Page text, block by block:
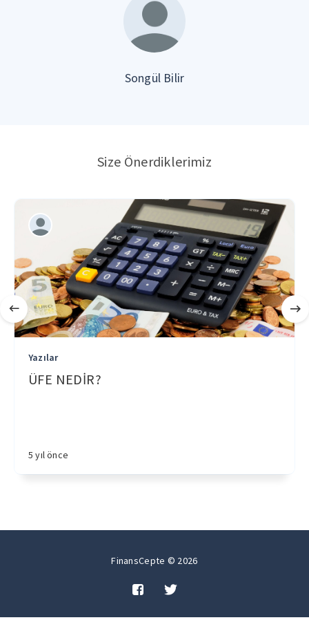
Songül Bilir
Size Önerdiklerimiz
Yazılar
ÜFE NEDİR?
5 yıl önce
FinansCepte © 2026